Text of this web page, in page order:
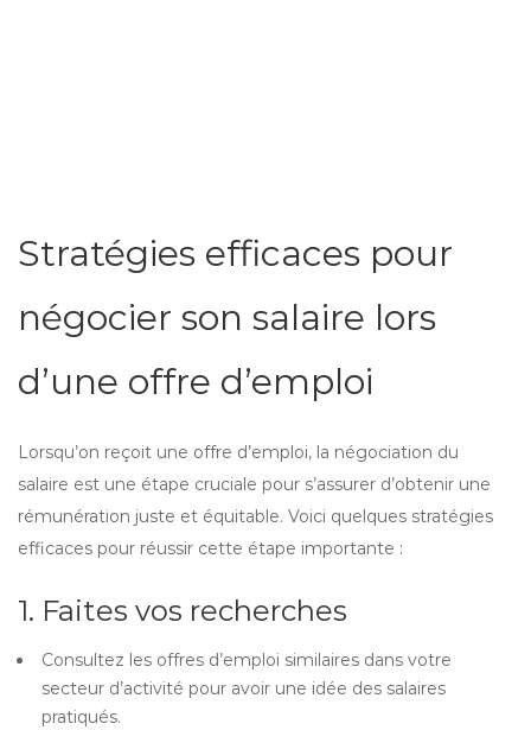
Stratégies efficaces pour
négocier son salaire lors
d’une offre d’emploi
Lorsqu’on reçoit une offre d’emploi, la négociation du
salaire est une étape cruciale pour s’assurer d’obtenir une
rémunération juste et équitable. Voici quelques stratégies
efficaces pour réussir cette étape importante :
1. Faites vos recherches
Consultez les offres d’emploi similaires dans votre
secteur d’activité pour avoir une idée des salaires
pratiqués.